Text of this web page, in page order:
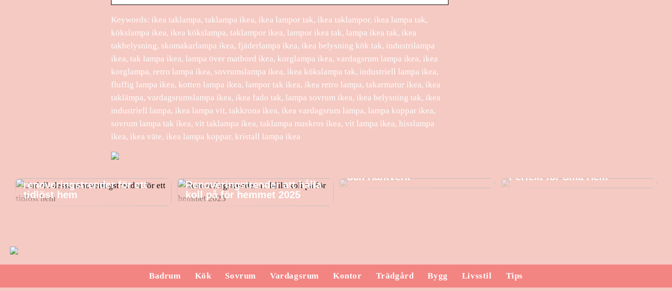
Keywords: ikea taklampa, taklampa ikea, ikea lampor tak, ikea taklampor, ikea lampa tak,
kökslampa ikea, ikea kökslampa, taklampor ikea, lampor ikea tak, lampa ikea tak, ikea
takbelysning, skomakarlampa ikea, fjäderlampa ikea, ikea belysning kök tak, industrilampa
ikea, tak lampa ikea, lampa över matbord ikea, korglampa ikea, vardagsrum lampa ikea, ikea
korglampa, retro lampa ikea, sovrumslampa ikea, ikea kökslampa tak, industriell lampa ikea,
fluffig lampa ikea, kotten lampa ikea, lampor tak ikea, ikea retro lampa, takarmatur ikea, ikea
taklämpa, vardagsrumslampa ikea, ikea fado tak, lampa sovrum ikea, ikea belysning tak, ikea
industriell lampa, ikea lampa vit, takkrona ikea, ikea vardagsrum lampa, lampa koppar ikea,
sovrum lampa tak ikea, vit taklampa ikea, taklampa maskros ikea, vit lampa ikea, hisslampa
ikea, ikea väte, ikea lampa koppar, kristall lampa ikea
renoveringstrender för ett
tidlöst hem
Renoveringstrender att hålla
koll på för hemmet 2025
och Hantverk
Perfekt för Små Hem
Badrum Kök Sovrum Vardagsrum Kontor Trädgård Bygg Livsstil Tips